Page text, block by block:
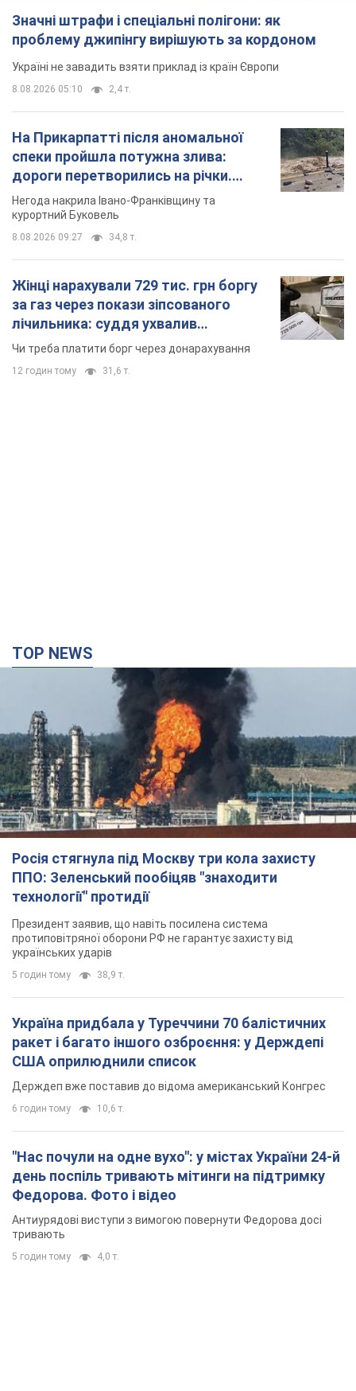
Значні штрафи і спеціальні полігони: як
проблему джипінгу вирішують за кордоном
Україні не завадить взяти приклад із країн Європи
8.08.2026 05:10 2,4 т.
На Прикарпатті після аномальної
спеки пройшла потужна злива:
дороги перетворились на річки.
Відео
Негода накрила Івано-Франківщину та
курортний Буковель
8.08.2026 09:27 34,8 т.
Жінці нарахували 729 тис. грн боргу
за газ через покази зіпсованого
лічильника: суддя ухвалив
неочікуване рішення
Чи треба платити борг через донарахування
12 годин тому 31,6 т.
TOP NEWS
Росія стягнула під Москву три кола захисту
ППО: Зеленський пообіцяв "знаходити
технології" протидії
Президент заявив, що навіть посилена система
протиповітряної оборони РФ не гарантує захисту від
українських ударів
5 годин тому 38,9 т.
Україна придбала у Туреччини 70 балістичних
ракет і багато іншого озброєння: у Держдепі
США оприлюднили список
Держдеп вже поставив до відома американський Конгрес
6 годин тому 10,6 т.
"Нас почули на одне вухо": у містах України 24-й
день поспіль тривають мітинги на підтримку
Федорова. Фото і відео
Антиурядові виступи з вимогою повернути Федорова досі
тривають
5 годин тому 4,0 т.